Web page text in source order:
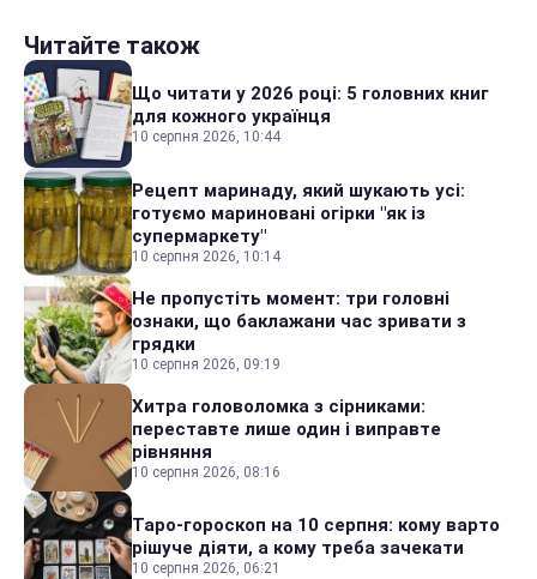
Читайте також
Що читати у 2026 році: 5 головних книг
для кожного українця
10 серпня 2026, 10:44
Рецепт маринаду, який шукають усі:
готуємо мариновані огірки "як із
супермаркету"
10 серпня 2026, 10:14
Не пропустіть момент: три головні
ознаки, що баклажани час зривати з
грядки
10 серпня 2026, 09:19
Хитра головоломка з сірниками:
переставте лише один і виправте
рівняння
10 серпня 2026, 08:16
Таро-гороскоп на 10 серпня: кому варто
рішуче діяти, а кому треба зачекати
10 серпня 2026, 06:21